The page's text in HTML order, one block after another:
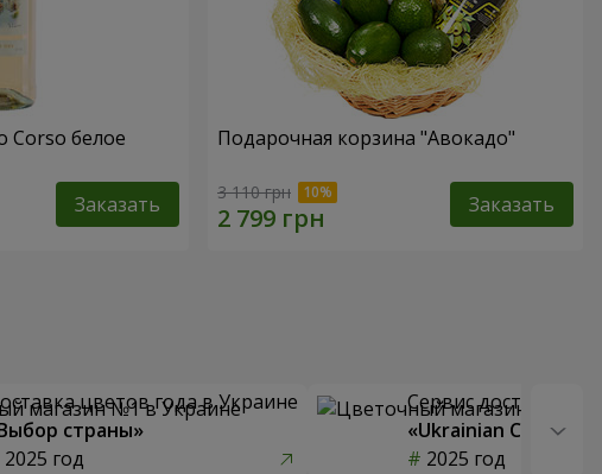
Corso белое
Заказать
Подарочная корзина "Авокадо"
3 110 грн Заказать
цветов года в Украине
страны»
2025 год
Сервис доставки
«Ukrainian Choice»
2025 год